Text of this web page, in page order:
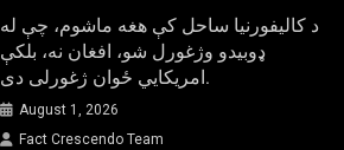
د کالیفورنیا ساحل کې هغه ماشوم، چې له
ډوبیدو وژغورل شو، افغان نه، بلکې
امریکایي ځوان ژغورلی دی.
August 1, 2026
Fact Crescendo Team